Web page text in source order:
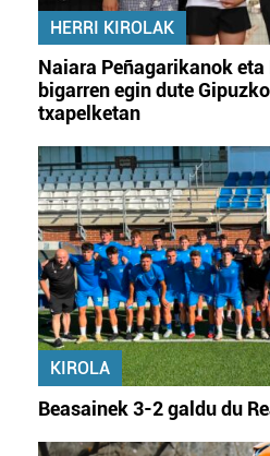
HERRI KIROLAK
Naiara Peñagarikanok
bigarren egin dute
txapelketan
KIROLA
Beasainek 3-2 galdu du